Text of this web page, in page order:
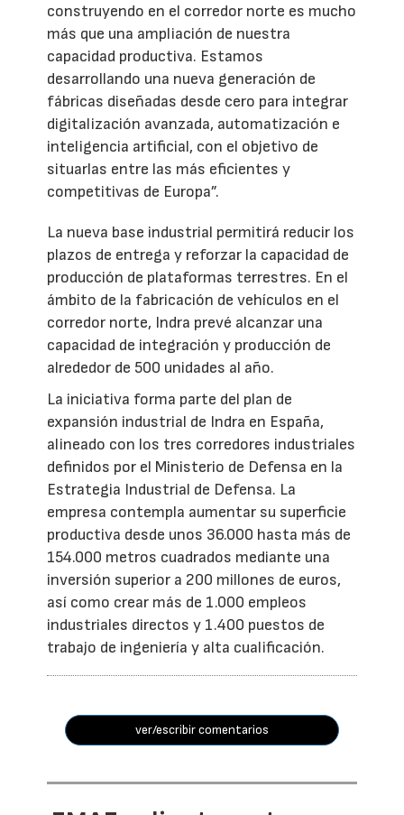
construyendo en el corredor norte es mucho
más que una ampliación de nuestra
capacidad productiva. Estamos
desarrollando una nueva generación de
fábricas diseñadas desde cero para integrar
digitalización avanzada, automatización e
inteligencia artificial, con el objetivo de
situarlas entre las más eficientes y
competitivas de Europa”.
La nueva base industrial permitirá reducir los
plazos de entrega y reforzar la capacidad de
producción de plataformas terrestres. En el
ámbito de la fabricación de vehículos en el
corredor norte, Indra prevé alcanzar una
capacidad de integración y producción de
alrededor de 500 unidades al año.
La iniciativa forma parte del plan de
expansión industrial de Indra en España,
alineado con los tres corredores industriales
definidos por el Ministerio de Defensa en la
Estrategia Industrial de Defensa. La
empresa contempla aumentar su superficie
productiva desde unos 36.000 hasta más de
154.000 metros cuadrados mediante una
inversión superior a 200 millones de euros,
así como crear más de 1.000 empleos
industriales directos y 1.400 puestos de
trabajo de ingeniería y alta cualificación.
ver/escribir comentarios